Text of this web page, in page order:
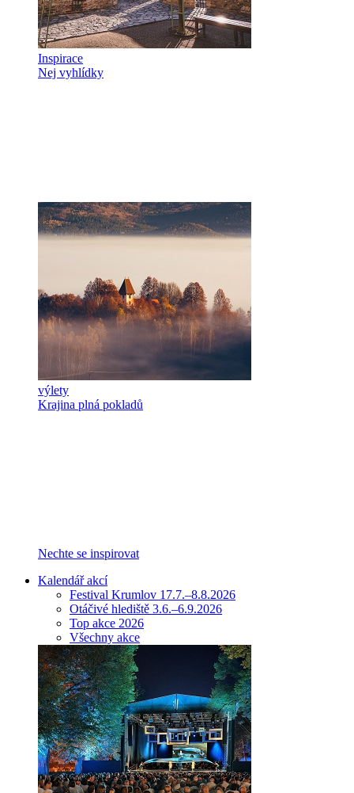
Inspirace
Nej vyhlídky
výlety
Krajina plná pokladů
Nechte se inspirovat
Kalendář akcí
Festival Krumlov 17.7.–8.8.2026
Otáčivé hlediště 3.6.–6.9.2026
Top akce 2026
Všechny akce